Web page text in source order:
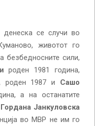
денеска се случи во
животот го
безбедносните сили,
роден 1981 година,
роден 1987 и Сашо
а на останатите
Гордана Јанкуловска
во МВР не им го